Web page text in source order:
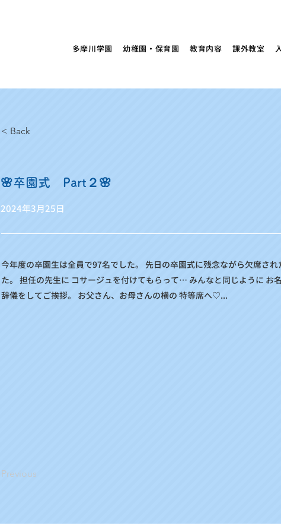
多摩川学園 幼稚園・保育園 教育内容 課外教室
< Back
🌸卒園式 Part２🌸
2024年3月25日
今年度の卒園生は全員で97名でした。 先日の卒園式に残念ながら欠席さ
た。 担任の先生に コサージュを付けてもらって… みんなと同じように お
辞儀をしてご挨拶。 お父さん、お母さんの横の 特等席へ♡...
Previous